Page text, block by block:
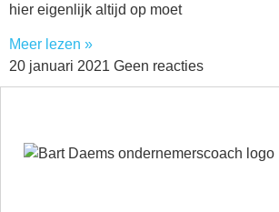
hier eigenlijk altijd op moet
Meer lezen »
20 januari 2021 Geen reacties